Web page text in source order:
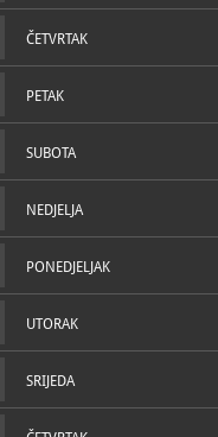
ČETVRTAK
PETAK
SUBOTA
NEDJELJA
PONEDJELJAK
UTORAK
SRIJEDA